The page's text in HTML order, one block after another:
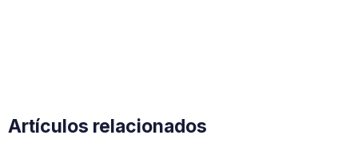
Artículos relacionados